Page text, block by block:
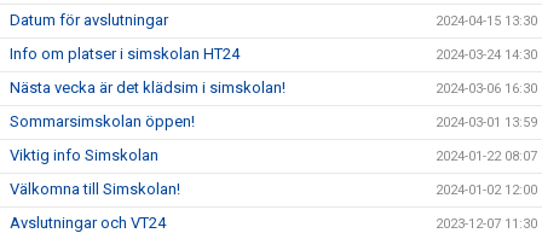
Datum för avslutningar 2024-04-15 13:30
Info om platser i simskolan HT24 2024-03-24 14:30
Nästa vecka är det klädsim i simskolan! 2024-03-06 16:30
Sommarsimskolan öppen! 2024-03-01 13:59
Viktig info Simskolan 2024-01-22 08:07
Välkomna till Simskolan! 2024-01-02 12:00
Avslutningar och VT24 2023-12-07 11:30